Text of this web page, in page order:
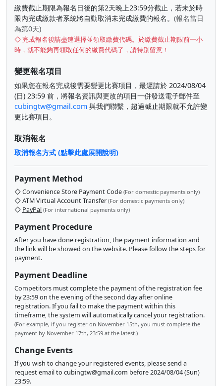
繳費截止期限為報名日後的第2天晚上23:59分截止，若未於時
限內完成繳款者系統將自動取消未完成繳費的報名。 (報名當日
為第0天)
◇ 完成報名後請盡速選擇並領取繳費代碼。於繳費截止期限前一小
時，就不能夠再領取任何的繳費代碼了，請特別留意！
變更報名項目
如果您在報名完成後需要變更比賽項目，最遲請於 2024/08/04
(日) 23:59 前，將報名資訊與更改的項目一併發送電子郵件至
cubingtw@gmail.com 與我們聯繫，超過截止期限就不允許變
更比賽項目。
取消報名
取消報名方式 (點擊此處展開說明)
Payment Method
◇ Convenience Store Payment Code (For domestic payments only)
◇ ATM Virtual Account Transfer (For domestic payments only)
◇ PayPal (For international payments only)
Payment Procedure
After you have done registration, the payment information and
the link will be showed on the website. Please follow the steps for
payment.
Payment Deadline
Competitors must complete the payment of the registration fee
by 23:59 on the evening of the second day after online
registration. If you fail to make the payment within this
timeframe, the system will automatically cancel your registration.
(For example, if you register on November 15th, you must complete the
payment by November 17th, 23:59 at the latest.)
Change Events
If you wish to change your registered events, please send a
request email to cubingtw@gmail.com before 2024/08/04 (Sun)
23:59.